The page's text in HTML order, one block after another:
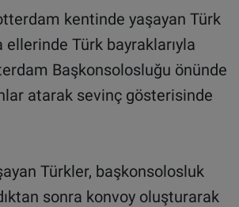
kentinde yaşayan Türk
ellerinde Türk bayraklarıyla
Başkonsolosluğu önünde
atarak sevinç gösterisinde
Türkler, başkonsolosluk
sonra konvoy oluşturarak